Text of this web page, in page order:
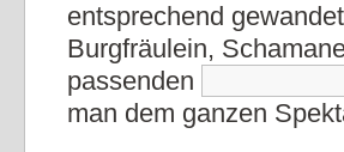
entsprechend
Burgfräulein,
passenden
man dem ganzen